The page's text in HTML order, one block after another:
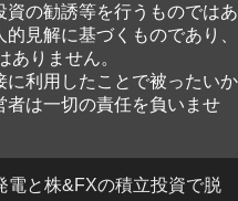
の勧誘等を行うものではあ
見解に基づくものであり、
ありません。
利用したことで被ったいか
者は一切の責任を負いませ
電と株&FXの積立投資で脱